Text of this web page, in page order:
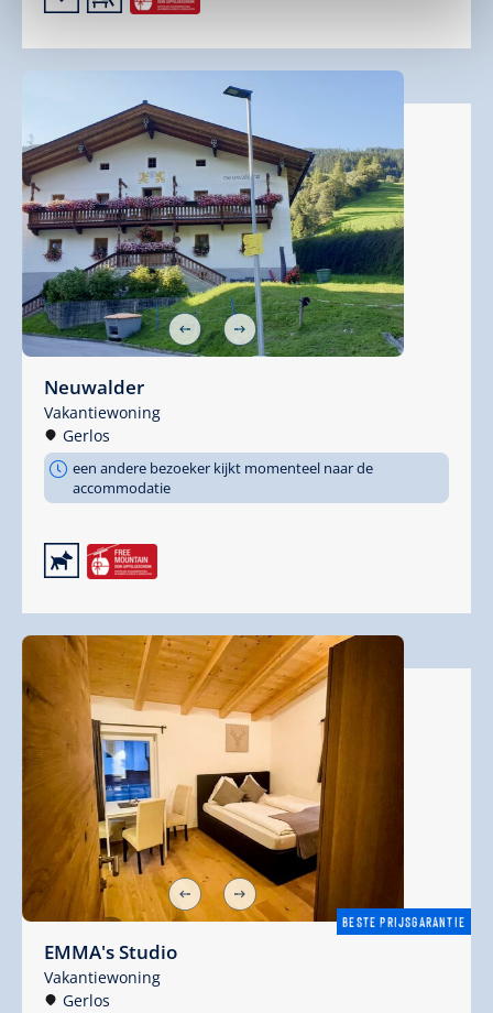
Neuwalder
Vakantiewoning
Gerlos
een andere bezoeker kijkt momenteel naar de
accommodatie
🔮
BESTE PRIJSGARANTIE
EMMA's Studio
Vakantiewoning
Gerlos